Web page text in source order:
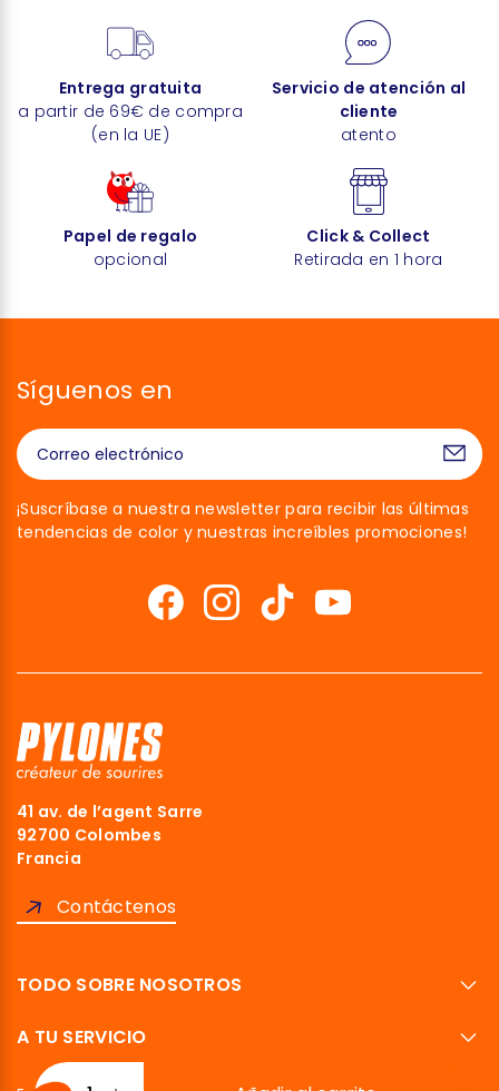
Entrega gratuita
a partir de 69€ de compra
(en la UE)
Servicio de atención al
cliente
atento
Papel de regalo
opcional
Click & Collect
Retirada en 1 hora
Síguenos en
¡Suscríbase a nuestra newsletter para recibir las últimas
tendencias de color y nuestras increíbles promociones!
41 av. de l’agent Sarre
92700 Colombes
Francia
Contáctenos
TODO SOBRE NOSOTROS
A TU SERVICIO